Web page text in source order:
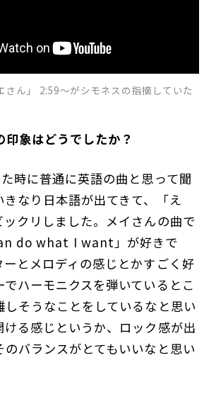
ん」 2:59〜がシモネスの指摘していた
印象はどうでしたか？
時に普通に英語の曲と思って聞
きなり日本語が出てきて、「え
ックリしました。メイさんの曲で
do what I want」が好きで
ーとメロディの感じとかすごく好
でハーモニクスを弾いているとこ
しそうなことをしているなと思い
ける感じというか、ロック感が出
のバランスがとてもいいなと思い